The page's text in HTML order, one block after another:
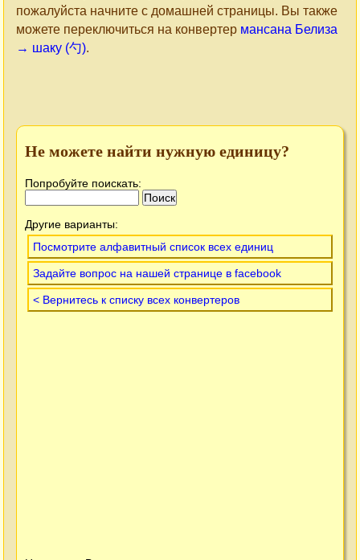
пожалуйста начните с домашней страницы. Вы также
можете переключиться на конвертер мансана Белиза
→ шаку (勺).
Не можете найти нужную единицу?
Попробуйте поискать:
Другие варианты:
Посмотрите алфавитный список всех единиц
Задайте вопрос на нашей странице в facebook
< Вернитесь к списку всех конвертеров